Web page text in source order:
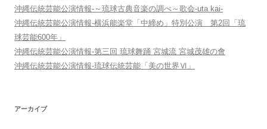
沖縄伝統芸能公演情報-～琉球古典音楽の調べ～歌会-uta kai-
沖縄伝統芸能公演情報-横浜能楽堂「中締め」特別公演 第2回「琉
球芸能600年」
沖縄伝統芸能公演情報-第三回 琉球舞踊 宮城流 宮城茂雄の會
沖縄伝統芸能公演情報-琉球伝統芸能「美の世界Ⅵ」
アーカイブ